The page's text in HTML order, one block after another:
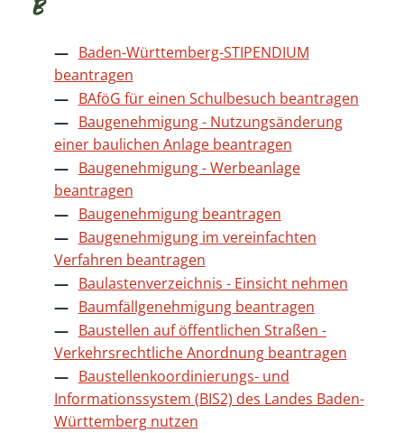
B
Baden-Württemberg-STIPENDIUM
beantragen
BAföG für einen Schulbesuch beantragen
Baugenehmigung - Nutzungsänderung
einer baulichen Anlage beantragen
Baugenehmigung - Werbeanlage
beantragen
Baugenehmigung beantragen
Baugenehmigung im vereinfachten
Verfahren beantragen
Baulastenverzeichnis - Einsicht nehmen
Baumfällgenehmigung beantragen
Baustellen auf öffentlichen Straßen -
Verkehrsrechtliche Anordnung beantragen
Baustellenkoordinierungs- und
Informationssystem (BIS2) des Landes Baden-
Württemberg nutzen